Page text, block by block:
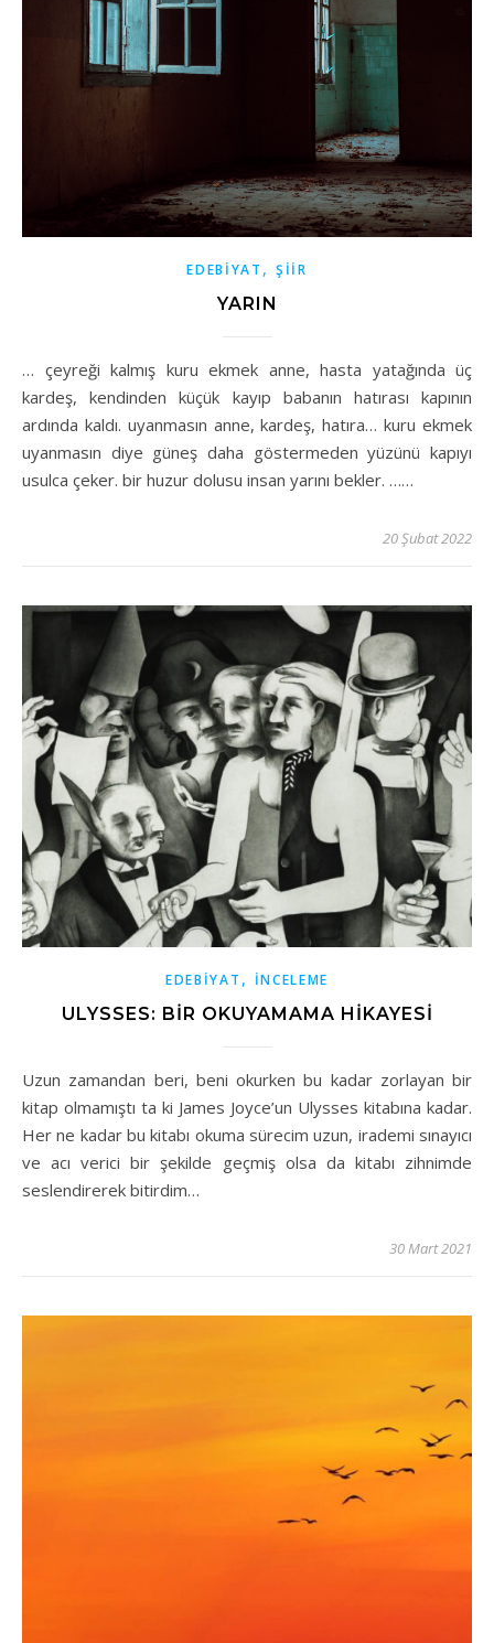
EDEBIYAT , ŞIIR
YARIN
… çeyreği kalmış kuru ekmek anne, hasta yatağında üç
kardeş, kendinden küçük kayıp babanın hatırası kapının
ardında kaldı. uyanmasın anne, kardeş, hatıra… kuru ekmek
uyanmasın diye güneş daha göstermeden yüzünü kapıyı
usulca çeker. bir huzur dolusu insan yarını bekler. ……
20 Şubat 2022
EDEBIYAT , İNCELEME
ULYSSES: BIR OKUYAMAMA HIKAYESI
Uzun zamandan beri, beni okurken bu kadar zorlayan bir
kitap olmamıştı ta ki James Joyce’un Ulysses kitabına kadar.
Her ne kadar bu kitabı okuma sürecim uzun, irademi sınayıcı
ve acı verici bir şekilde geçmiş olsa da kitabı zihnimde
seslendirerek bitirdim…
30 Mart 2021